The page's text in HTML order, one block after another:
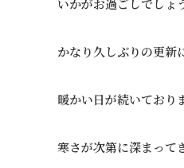
いかがお過ごしでしょ
かなり久しぶりの更新
暖かい日が続いており
寒さが次第に深まって